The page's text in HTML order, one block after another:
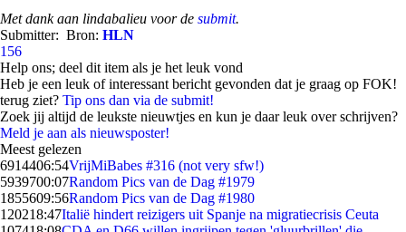
Met dank aan lindabalieu voor de submit.
Submitter: Bron: HLN
156
Help ons; deel dit item als je het leuk vond
Heb je een leuk of interessant bericht gevonden dat je graag op FOK!
terug ziet? Tip ons dan via de submit!
Zoek jij altijd de leukste nieuwtjes en kun je daar leuk over schrijven?
Meld je aan als nieuwsposter!
Meest gelezen
6914406:54VrijMiBabes #316 (not very sfw!)
5939700:07Random Pics van de Dag #1979
1855609:56Random Pics van de Dag #1980
120218:47Italië hindert reizigers uit Spanje na migratiecrisis Ceuta